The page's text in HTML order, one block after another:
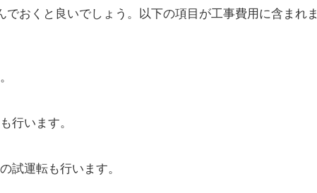
おくと良いでしょう。以下の項目が工事費用に含まれま
行います。
試運転も行います。